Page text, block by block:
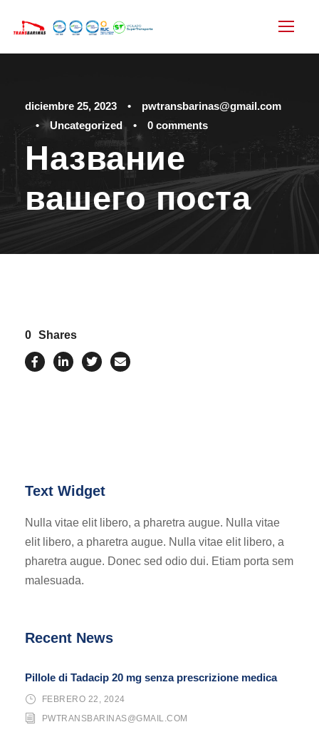
diciembre 25, 2023 •
pwtransbarinas@gmail.com
•
Uncategorized • 0 comments
Название
вашего поста
0 Shares
Text Widget
Nulla vitae elit libero, a pharetra augue. Nulla vitae
elit libero, a pharetra augue. Nulla vitae elit libero, a
pharetra augue. Donec sed odio dui. Etiam porta sem
malesuada.
Recent News
Pillole di Tadacip 20 mg senza prescrizione medica
FEBRERO 22, 2024
PWTRANSBARINAS@GMAIL.COM